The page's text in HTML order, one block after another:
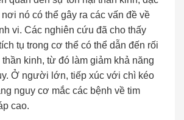
nó có thể gây ra các vấn đề về
vi. Các nghiên cứu đã cho thấy
tụ trong cơ thể có thể dẫn đến rối
kinh, từ đó làm giảm khả năng
Ở người lớn, tiếp xúc với chì kéo
nguy cơ mắc các bệnh về tim
cao.